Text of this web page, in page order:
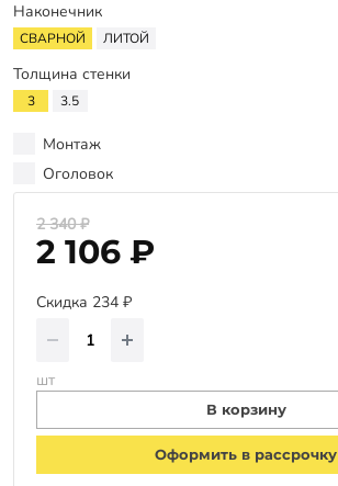
Вакансии
Калькулятор ЖБ свай
Наконечник
СВАРНОЙ ЛИТОЙ
Толщина стенки
3 3.5
Монтаж
Оголовок
2 340 ₽
2 106 ₽
Скидка 234 ₽
шт
В корзину
Оформить в рассрочку